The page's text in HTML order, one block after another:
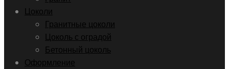
Цоколи
Гранитные цоколи
Цоколь с оградой
Бетонный цоколь
Оформление